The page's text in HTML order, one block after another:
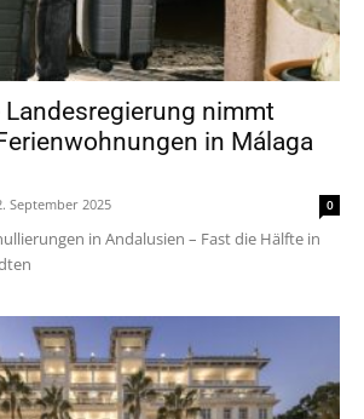
nimmt
in Málaga
September 2025 0
in Andalusien – Fast die Hälfte in